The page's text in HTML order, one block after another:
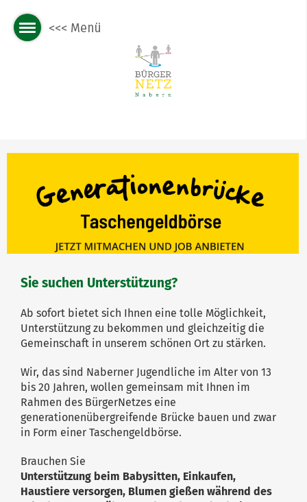
Sie suchen Unterstützung?
Ab sofort bietet sich Ihnen eine tolle Möglichkeit,
Unterstützung zu bekommen und gleichzeitig die
Gemeinschaft in unserem schönen Ort zu stärken.
Wir, das sind Naberner Jugendliche im Alter von 13
bis 20 Jahren, wollen gemeinsam mit Ihnen im
Rahmen des BürgerNetzes eine
generationenübergreifende Brücke bauen und zwar
in Form einer Taschengeldbörse.
Brauchen Sie
Unterstützung beim Babysitten, Einkaufen,
Haustiere versorgen, Blumen gießen während des